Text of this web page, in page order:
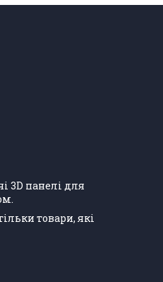
3D панелі для
товари, які